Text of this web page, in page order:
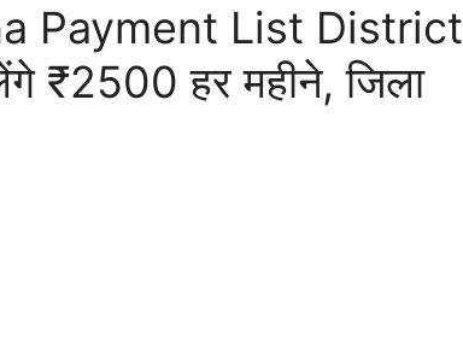
Payment List District
₹2500 हर महीने, जिला